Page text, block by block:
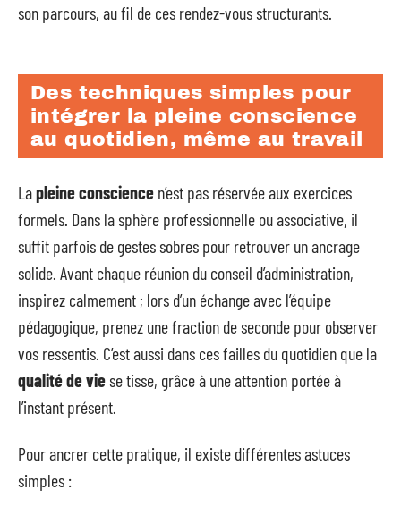
son parcours, au fil de ces rendez-vous structurants.
Des techniques simples pour
intégrer la pleine conscience
au quotidien, même au travail
Lapleine conscience n’est pas réservée aux exercices
formels. Dans la sphère professionnelle ou associative, il
suffit parfois de gestes sobres pour retrouver un ancrage
solide. Avant chaque réunion du conseil d’administration,
inspirez calmement ; lors d’un échange avec l’équipe
pédagogique, prenez une fraction de seconde pour observer
vos ressentis. C’est aussi dans ces failles du quotidien que la
qualité de viese tisse, grâce à une attention portée à
l’instant présent.
Pour ancrer cette pratique, il existe différentes astuces
simples :